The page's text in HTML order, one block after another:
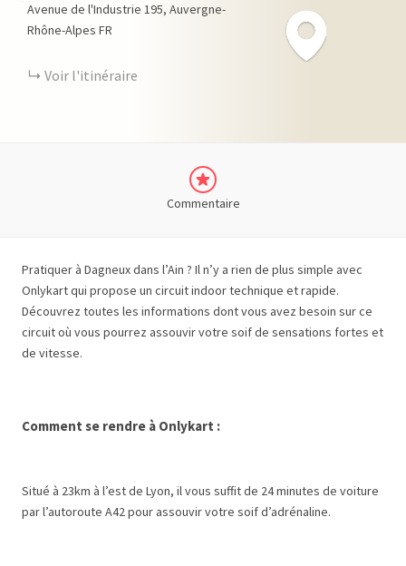
Avenue de l'Industrie 195 Auvergne-
Rhône-Alpes FR
Voir l'itinéraire
Commentaire
Pratiquer à Dagneux dans l’Ain ? Il n’y a rien de plus simple avec
Onlykart qui propose un circuit indoor technique et rapide.
Découvrez toutes les informations dont vous avez besoin sur ce
circuit où vous pourrez assouvir votre soif de sensations fortes et
de vitesse.
Comment se rendre à Onlykart :
Situé à 23km à l’est de Lyon, il vous suffit de 24 minutes de voiture
par l’autoroute A42 pour assouvir votre soif d’adrénaline.